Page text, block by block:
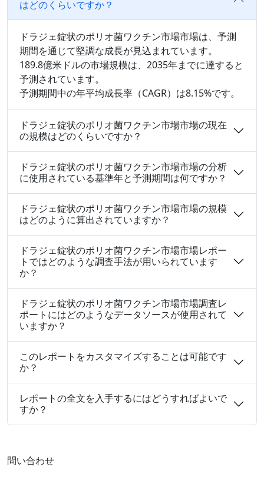
はどのくらいですか？
ドラジェ錠状のポリオ菌ワクチン市場市場は、予測
期間を通じて堅調な成長が見込まれています。
189.8億米ドルの市場規模は、2035年までに達すると
予測されています。
予測期間中の年平均成長率（CAGR）は8.15%です。
ドラジェ錠状のポリオ菌ワクチン市場市場の現在
の規模はどのくらいですか？
ドラジェ錠状のポリオ菌ワクチン市場市場の分析
に使用されている基準年と予測期間は何ですか？
ドラジェ錠状のポリオ菌ワクチン市場市場の規模
はどのように算出されていますか？
ドラジェ錠状のポリオ菌ワクチン市場市場レポー
トではどのような調査手法が用いられています
か？
ドラジェ錠状のポリオ菌ワクチン市場市場調査レ
ポートにはどのようなデータソースが使用されて
いますか？
このレポートをカスタマイズすることは可能です
か？
レポートの全文を入手するにはどうすればよいで
すか？
問い合わせ